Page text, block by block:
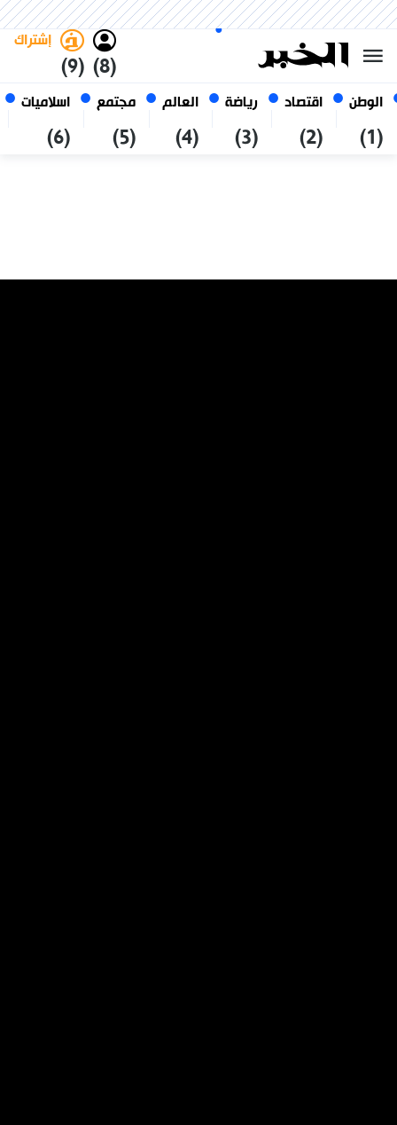
الوطن
(1)
اقتصاد
(2)
رياضة
(3)
العالم
(4)
مجتمع
(5)
اسلاميات
(6)
(8)
إشتراك
(9)
أغسطس 2026
الجزائر